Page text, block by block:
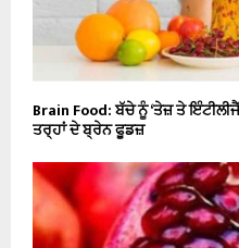
Brain Food: ਬੱਚੇ ਨੂੰ ‘ਤੇਜ਼ ਤੇ
ਤਰ੍ਹਾਂ ਦੇ ਬ੍ਰੇਨ ਫੂਡਜ਼